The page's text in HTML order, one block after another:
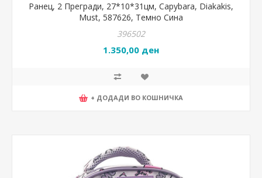
Ранец, 2 Прегради, 27*10*31цм, Capybara, Diakakis,
Must, 587626, Темно Сина
396502
1.350,00 ден
+ ДОДАДИ ВО КОШНИЧКА